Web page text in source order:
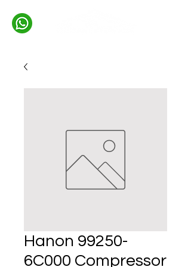
Hanon 99250-
6C000 Compressor